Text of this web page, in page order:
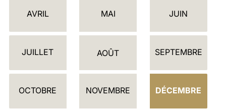
D
I
AVRIL MAI JUIN
JUILLET AOÛT SEPTEMBRE
OCTOBRE NOVEMBRE DÉCEMBRE